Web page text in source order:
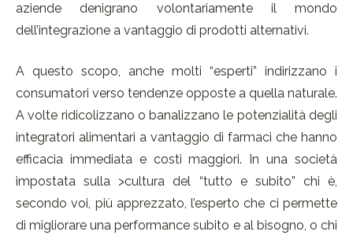
aziende denigrano volontariamente il mondo
dell’integrazione a vantaggio di prodotti alternativi.
A questo scopo, anche molti “esperti” indirizzano i
consumatori verso tendenze opposte a quella naturale.
A volte ridicolizzano o banalizzano le potenzialità degli
integratori alimentari a vantaggio di farmaci che hanno
efficacia immediata e costi maggiori. In una società
impostata sulla >cultura del “tutto e subito” chi è,
secondo voi, più apprezzato, l’esperto che ci permette
di migliorare una performance subito e al bisogno, o chi